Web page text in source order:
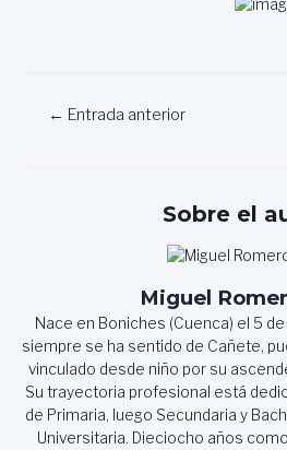
Navegación
← Entrada anterior
Sobre el
Miguel
Nace en Boniches (Cuenca) el 5
siempre se ha sentido de Cañete,
vinculado desde niño por su
Su trayectoria profesional está
de Primaria, luego Secundaria y
Universitaria. Dieciocho años